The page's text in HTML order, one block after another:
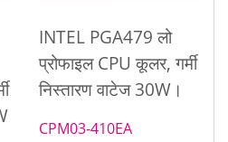
INTEL PGA479 लो
प्रोफाइल CPU कूलर, गर्मी
निस्तारण वाटेज 30W।
CPM03-410EA